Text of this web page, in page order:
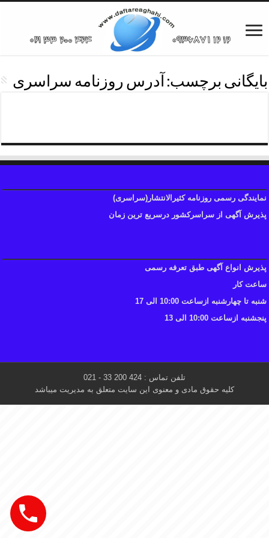
بایگانی برچسب: آدرس روزنامه سراسری
نمایندگی رسمی روزنامه کثیرالانتشار(سراسری)
پذیرش آگهی از سراسرکشور درسریع ترین زمان
پذیرش انواع آگهی طبق تعرفه رسمی
ساعت کار
شنبه تا چهارشنبه ازساعت 10:00 الی 17
پنجشنبه ازساعت 10:00 الی 13
تلفن تماس : 424 200 33 - 021
کلیه حقوق مادی و معنوی این سایت متعلق به مدیریت میباشد